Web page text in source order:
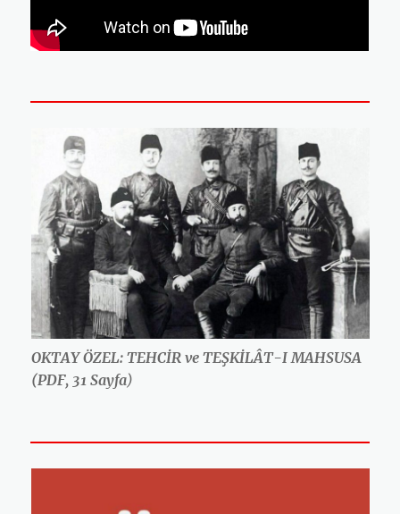
OKTAY ÖZEL: TEHCİR ve TEŞKİLÂT-I MAHSUSA
(PDF, 31 Sayfa)